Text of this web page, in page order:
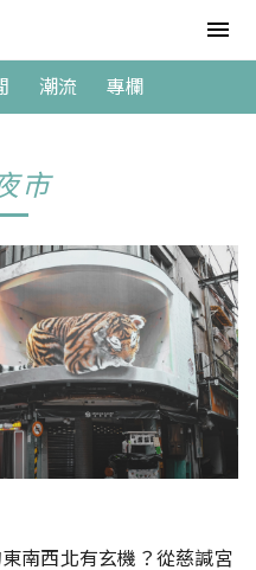
潮流 專欄
市
南西北有玄機？從慈諴宮